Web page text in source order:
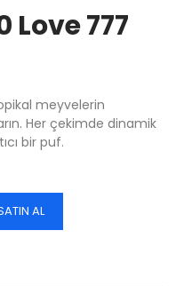
Love 777
meyvelerin
Her çekimde dinamik
bir puf.
AL